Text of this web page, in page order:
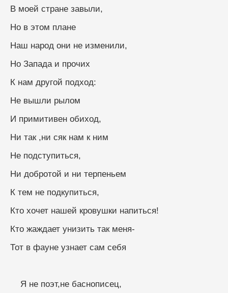
В моей стране завыли,
Но в этом плане
Наш народ они не изменили,
Но Запада и прочих
К нам другой подход:
Не вышли рылом
И примитивен обиход,
Ни так ,ни сяк нам к ним
Не подступиться,
Ни добротой и ни терпеньем
К тем не подкупиться,
Кто хочет нашей кровушки напиться!
Кто жаждает унизить так меня-
Тот в фауне узнает сам себя
    Я не поэт,не баснописец,